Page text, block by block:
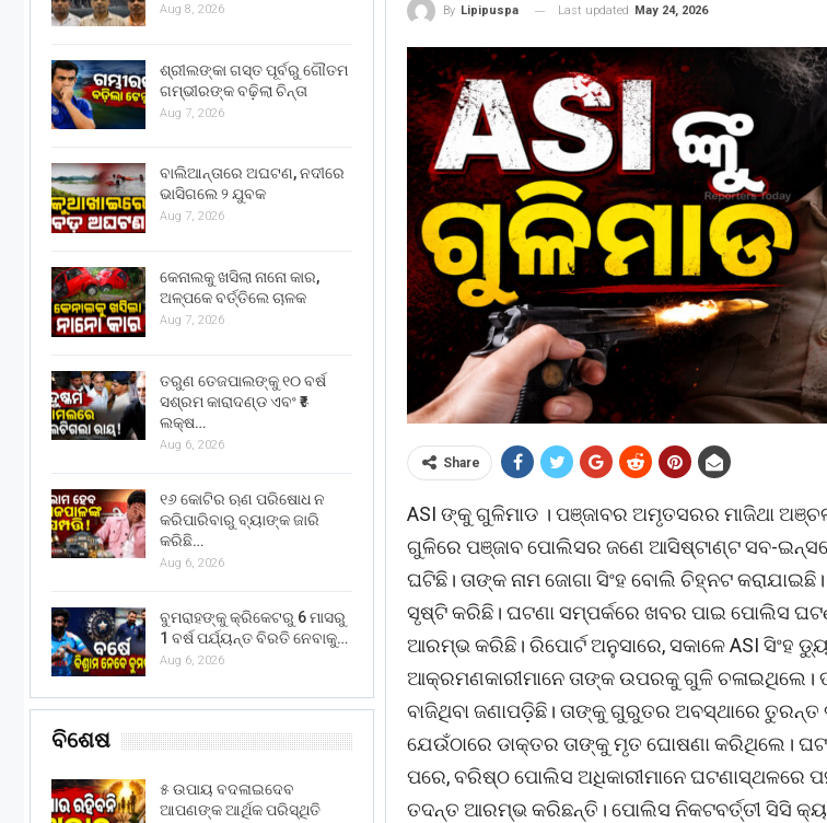
By Lipipuspa Last updated May 24, 2026
Share
ASI ଙ୍କୁ ଗୁଳିମାଡ । ପଞ୍ଜାବର ଅମୃତସରର ମାଜିଥା
ଗୁଳିରେ ପଞ୍ଜାବ ପୋଲିସର ଜଣେ ଆସିଷ୍ଟାଣ୍ଟ ସବ-
ଘଟିଛି। ତାଙ୍କ ନାମ ଜୋଗା ସିଂହ ବୋଲି ଚିହ୍ନଟ
ସୃଷ୍ଟି କରିଛି। ଘଟଣା ସମ୍ପର୍କରେ ଖବର ପାଇ ପୋଲିସ
ଆରମ୍ଭ କରିଛି। ରିପୋର୍ଟ ଅନୁସାରେ, ସକାଳେ ASI ସିଂହ
ଆକ୍ରମଣକାରୀମାନେ ତାଙ୍କ ଉପରକୁ ଗୁଳି
ବାଜିଥିବା ଜଣାପଡ଼ିଛି। ତାଙ୍କୁ ଗୁରୁତର ଅବସ୍ଥାରେ ତୁରନ୍ତ
ଯେଉଁଠାରେ ଡାକ୍ତର ତାଙ୍କୁ ମୃତ ଘୋଷଣା କରିଥିଲେ।
ପରେ, ବରିଷ୍ଠ ପୋଲିସ ଅଧିକାରୀମାନେ ଘଟଣାସ୍ଥଳରେ
ତଦନ୍ତ ଆରମ୍ଭ କରିଛନ୍ତି। ପୋଲିସ ନିକଟବର୍ତ୍ତୀ ସିସି
Aug 8, 2026
ଶ୍ରୀଲଙ୍କା ଗସ୍ତ ପୂର୍ବରୁ ଗୌତମ
ଗମ୍ଭୀରଙ୍କ ବଢ଼ିଲା ଚିନ୍ତା
Aug 7, 2026
ବାଲିଆନ୍ତାରେ ଅଘଟଣ, ନଦୀରେ
ଭାସିଗଲେ ୨ ଯୁବକ
Aug 7, 2026
କେନାଲକୁ ଖସିଲା ନାନୋ କାର,
ଅଳ୍ପକେ ବର୍ତ୍ତିଲେ ଚାଳକ
Aug 7, 2026
ତରୁଣ ତେଜପାଲଙ୍କୁ ୧୦ ବର୍ଷ
ସଶ୍ରମ କାରାଦଣ୍ଡ ଏବଂ ₹୫
ଲକ୍ଷ…
Aug 6, 2026
୧୬ କୋଟିର ଋଣ ପରିଷୋଧ ନ
କରିପାରିବାରୁ ବ୍ୟାଙ୍କ ଜାରି
କରିଛି…
Aug 6, 2026
ବୁମରାହଙ୍କୁ କ୍ରିକେଟରୁ 6 ମାସରୁ
1 ବର୍ଷ ପର୍ଯ୍ୟନ୍ତ ବିରତି ନେବାକୁ…
Aug 6, 2026
ବିଶେଷ
୫ ଉପାୟ ବଦଳାଇଦେବ
ଆପଣଙ୍କ ଆର୍ଥିକ ପରିସ୍ଥିତି